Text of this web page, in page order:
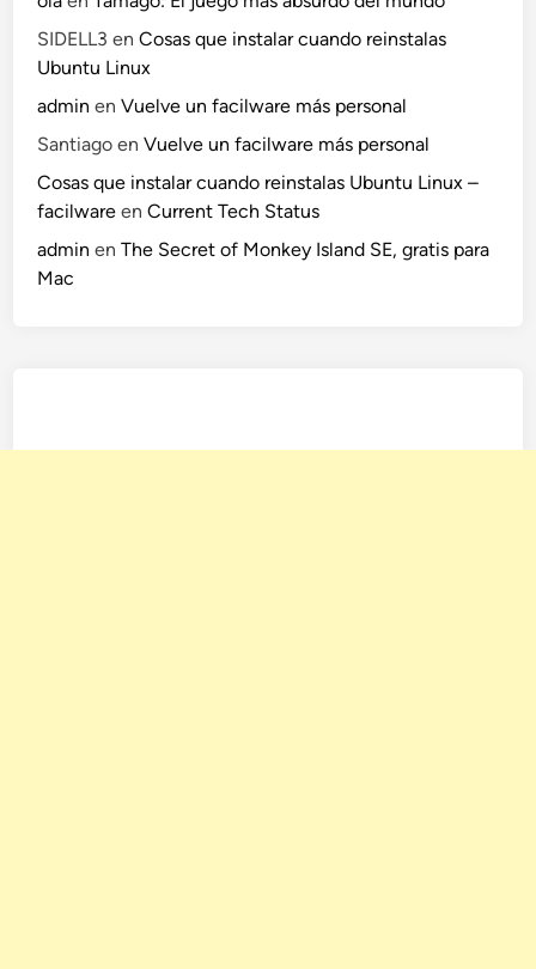
SIDELL3 enCosas que instalar cuando reinstalas
Ubuntu Linux
admin enVuelve un facilware más personal
Santiago enVuelve un facilware más personal
Cosas que instalar cuando reinstalas Ubuntu Linux –
facilware enCurrent Tech Status
admin enThe Secret of Monkey Island SE, gratis para
Mac